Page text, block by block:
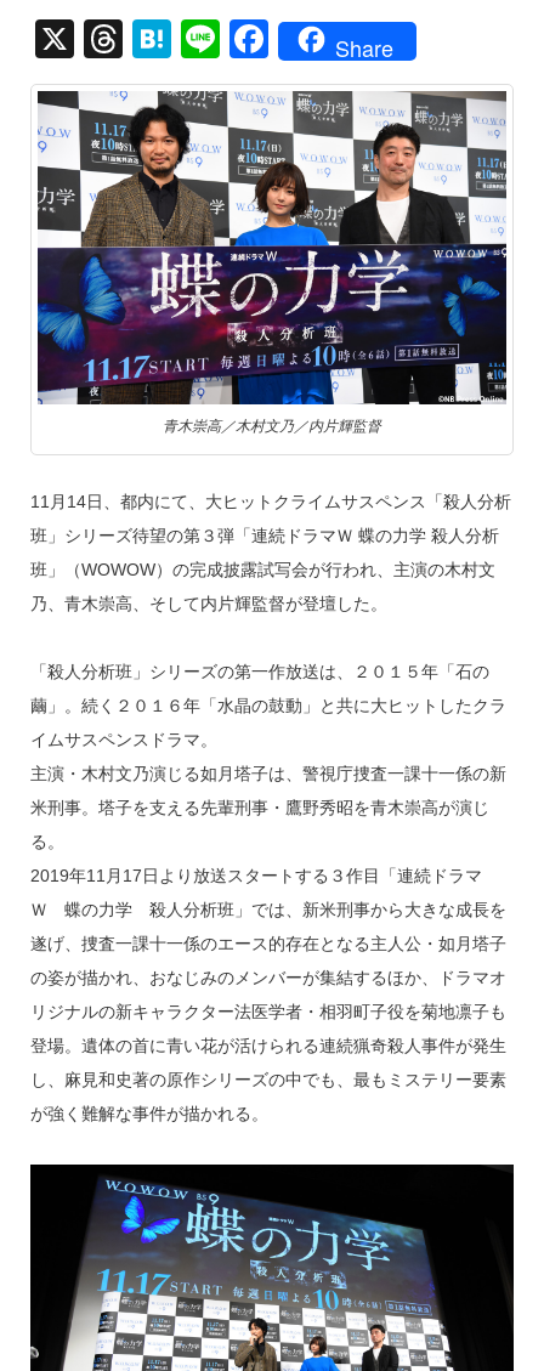
X
T
hr
e
a
d
s
H
at
e
n
a
Li
n
e
F
a
c
e
b
o
o
k
Share
青木崇高／木村文乃／内片輝監督
11月14日、都内にて、大ヒットクライムサスペンス「殺人分析
班」シリーズ待望の第３弾「連続ドラマＷ 蝶の力学 殺人分析
班」（WOWOW）の完成披露試写会が行われ、主演の木村文
乃、青木崇高、そして内片輝監督が登壇した。
「殺人分析班」シリーズの第一作放送は、２０１５年「石の
繭」。続く２０１６年「水晶の鼓動」と共に大ヒットしたクラ
イムサスペンスドラマ。
主演・木村文乃演じる如月塔子は、警視庁捜査一課十一係の新
米刑事。塔子を支える先輩刑事・鷹野秀昭を青木崇高が演じ
る。
2019年11月17日より放送スタートする３作目「連続ドラマ
Ｗ 蝶の力学 殺人分析班」では、新米刑事から大きな成長を
遂げ、捜査一課十一係のエース的存在となる主人公・如月塔子
の姿が描かれ、おなじみのメンバーが集結するほか、ドラマオ
リジナルの新キャラクター法医学者・相羽町子役を菊地凛子も
登場。遺体の首に青い花が活けられる連続猟奇殺人事件が発生
し、麻見和史著の原作シリーズの中でも、最もミステリー要素
が強く難解な事件が描かれる。